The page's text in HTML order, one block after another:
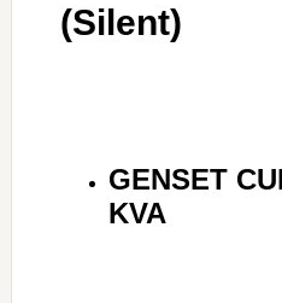
(Silent)
GENSET
KVA